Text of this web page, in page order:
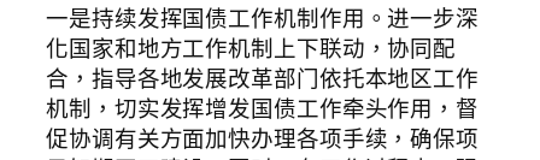
一是持续发挥国债工作机制作用。进一步深
化国家和地方工作机制上下联动，协同配
合，指导各地发展改革部门依托本地区工作
机制，切实发挥增发国债工作牵头作用，督
促协调有关方面加快办理各项手续，确保项